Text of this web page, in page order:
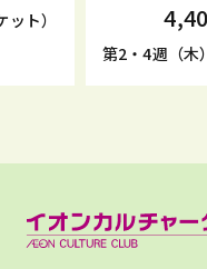
ト）
第2・4週（